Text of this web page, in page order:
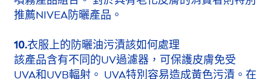
推薦NIVEA防曬產品。
10.衣服上的防曬油污漬該如何處理
該產品含有不同的UV過濾器，可保護皮膚免受
UVA和UVB輻射。 UVA特別容易造成黃色污漬。在